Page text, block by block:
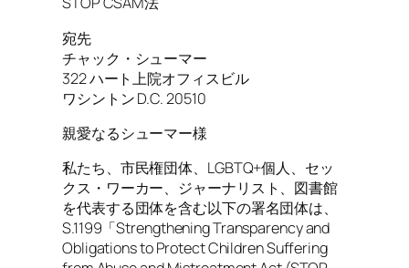
宛先
チャック・シューマー
322 ハート上院オフィスビル
ワシントン D.C. 20510
親愛なるシューマー様
私たち、市民権団体、LGBTQ+個人、セッ
クス・ワーカー、ジャーナリスト、図書館
を代表する団体を含む以下の署名団体は、
S.1199「Strengthening Transparency and
Obligations to Protect Children Suffering